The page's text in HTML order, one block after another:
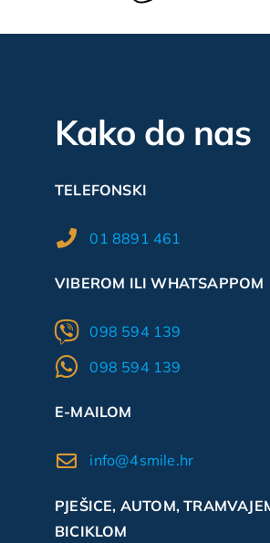
Kako do nas
TELEFONSKI
01 8891 461
VIBEROM ILI WHATSAPPOM
098 594 139
098 594 139
E-MAILOM
info@4smile.hr
PJEŠICE, AUTOM,
BICIKLOM